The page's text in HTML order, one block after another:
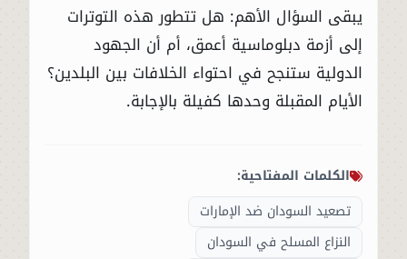
يبقى السؤال الأهم: هل تتطور هذه التوترات
إلى أزمة دبلوماسية أعمق، أم أن الجهود
الدولية ستنجح في احتواء الخلافات بين البلدين؟
الأيام المقبلة وحدها كفيلة بالإجابة.
الكلمات المفتاحية:
تصعيد السودان ضد الإمارات
النزاع المسلح في السودان